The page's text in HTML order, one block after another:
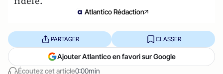
Atlantico Rédaction
Écoutez cet article0:00min
PARTAGER CLASSER
Ajouter Atlantico en favori sur Google